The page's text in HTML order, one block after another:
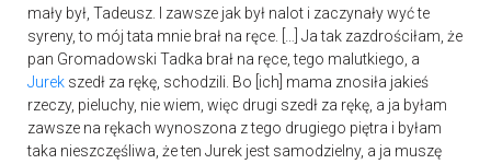
mały był, Tadeusz. I zawsze jak był nalot i zaczynały wyć te
syreny, to mój tata mnie brał na ręce. […] Ja tak zazdrościłam, że
pan Gromadowski Tadka brał na ręce, tego malutkiego, a
Jurek szedł za rękę, schodzili. Bo [ich] mama znosiła jakieś
rzeczy, pieluchy, nie wiem, więc drugi szedł za rękę, a ja byłam
zawsze na rękach wynoszona z tego drugiego piętra i byłam
taka nieszczęśliwa, że ten Jurek jest samodzielny, a ja muszę